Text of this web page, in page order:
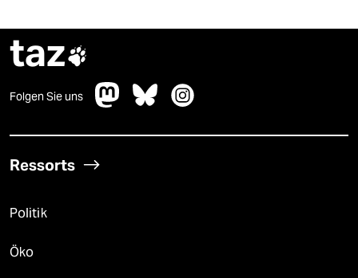
taz
Folgen Sie uns
Ressorts
Politik
Öko